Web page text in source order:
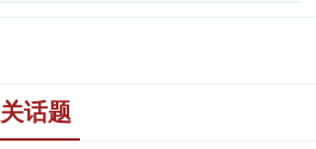
话题